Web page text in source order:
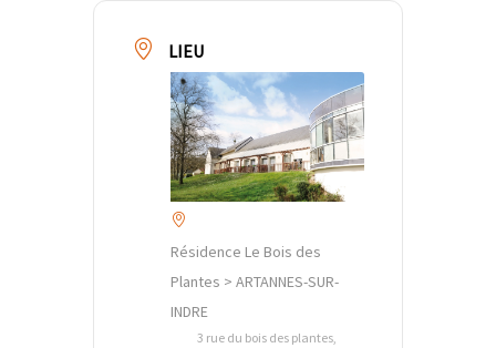
LIEU
Résidence Le Bois des
Plantes > ARTANNES-SUR-
INDRE
3 rue du bois des plantes,